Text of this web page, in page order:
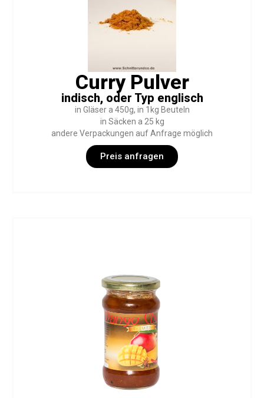
Curry Pulver
indisch, oder Typ englisch
in Gläser a 450g, in 1kg Beuteln
in Säcken a 25 kg
andere Verpackungen auf Anfrage möglich
Preis anfragen